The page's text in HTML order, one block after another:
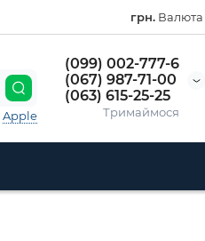
грн. Валюта
(099) 002-777-6
(067) 987-71-00
(063) 615-25-25
Тримаймося
Apple